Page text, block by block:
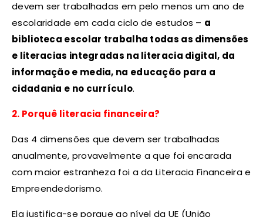
devem ser trabalhadas em pelo menos um ano de
escolaridade em cada ciclo de estudos – a
biblioteca escolar trabalha todas as dimensões
e literacias integradas na literacia digital, da
informação e media, na educação para a
cidadania e no currículo.
2. Porquê literacia financeira?
Das 4 dimensões que devem ser trabalhadas
anualmente, provavelmente a que foi encarada
com maior estranheza foi a da Literacia Financeira e
Empreendedorismo.
Ela justifica-se porque ao nível da UE (União